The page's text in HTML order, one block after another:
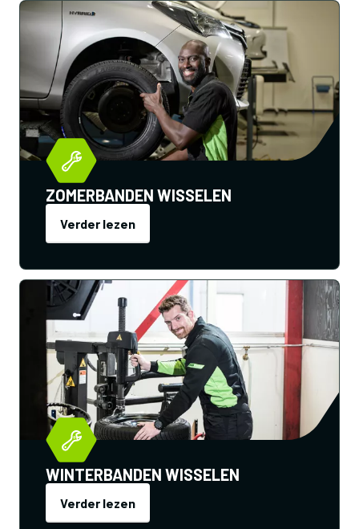
ZOMERBANDEN WISSELEN
Verder lezen
WINTERBANDEN WISSELEN
Verder lezen